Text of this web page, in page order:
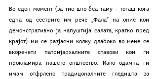
Во еден момент (за тие што беа таму – тогаш кога
една од сестрите им рече „Фала“ на оние кои
демонстративно ја напуштија салата, кратко пред
крајот) ми се разјасни колку длабоко во мене се
вкоренети патријархалните ставови кои ги
прокламира нашето општество. Иако одамна ги
имам отфрлено традицоналните гледишта за